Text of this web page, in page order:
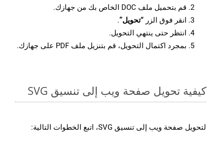
قم بتحميل ملف DOC الخاص بك من جهازك.
انقر فوق الزر “تحويل”.
انتظر حتى ينتهي التحويل.
بمجرد اكتمال التحويل، قم بتنزيل ملف PDF على جهازك.
كيفية تحويل صفحة ويب إلى تنسيق SVG
لتحويل صفحة ويب إلى تنسيق SVG، اتبع الخطوات التالية: